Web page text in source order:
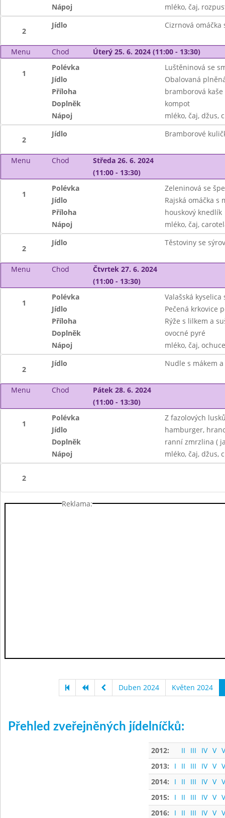
Nápoj
mléko, čaj,
2
Jídlo Cizrnová
Menu Chod Úterý 25. 6. 2024 (11:00 - 13:30)
1
Polévka
Luštěninová se
Jídlo
Obalovaná
Příloha
bramborová kaše
Doplněk
kompot
Nápoj
mléko, čaj, džus,
2
Jídlo Bramborové
Menu Chod
Středa 26. 6. 2024
(11:00 - 13:30)
1
Polévka
Zeleninová se
Jídlo
Rajská omáčka s
Příloha
houskový knedlík
Nápoj
mléko, čaj,
2
Jídlo Těstoviny se
Menu Chod
Čtvrtek 27. 6. 2024
(11:00 - 13:30)
1
Polévka
Valašská kyselica
Jídlo
Pečená krkovice
Příloha
Rýže s lilkem a
Doplněk
ovocné pyré
Nápoj
mléko, čaj,
2
Jídlo Nudle s mákem
Menu Chod
Pátek 28. 6. 2024
(11:00 - 13:30)
1
Polévka
Z fazolových
Jídlo
hamburger,
Doplněk
ranní zmrzlina (
Nápoj
mléko, čaj, džus,
2
Reklama:
Duben 2024 Květen 2024
Přehled zveřejněných jídelníčků:
2012: II III IV V
2013:
I II III IV V
2014:
I II III IV V
2015:
I II III IV V
2016:
I II III IV V